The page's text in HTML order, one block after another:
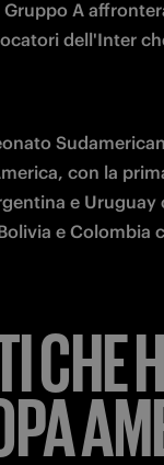
A
dell'Inter
con la
e Uruguay
e Colombia
CHE